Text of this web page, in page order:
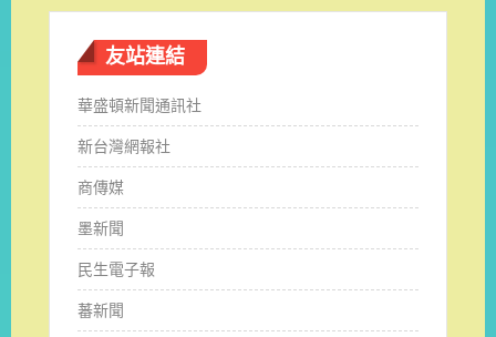
友站連結
華盛頓新聞通訊社
新台灣網報社
商傳媒
墨新聞
民生電子報
蕃新聞